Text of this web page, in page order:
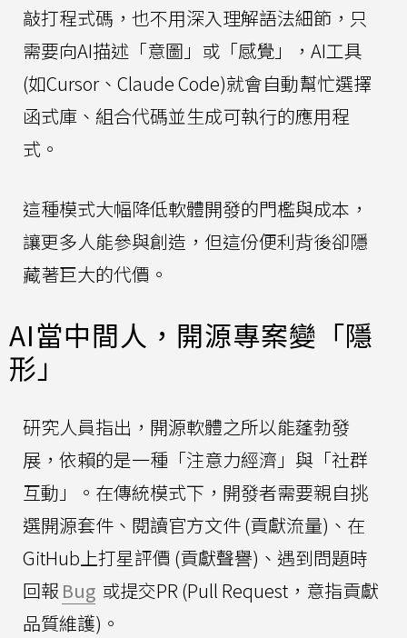
敲打程式碼，也不用深入理解語法細節，只
需要向AI描述「意圖」或「感覺」，AI工具
(如Cursor、Claude Code)就會自動幫忙選擇
函式庫、組合代碼並生成可執行的應用程
式。
這種模式大幅降低軟體開發的門檻與成本，
讓更多人能參與創造，但這份便利背後卻隱
藏著巨大的代價。
AI當中間人，開源專案變「隱
形」
研究人員指出，開源軟體之所以能蓬勃發
展，依賴的是一種「注意力經濟」與「社群
互動」。在傳統模式下，開發者需要親自挑
選開源套件、閱讀官方文件 (貢獻流量)、在
GitHub上打星評價 (貢獻聲譽)、遇到問題時
回報 Bug 或提交PR (Pull Request，意指貢獻
品質維護)。